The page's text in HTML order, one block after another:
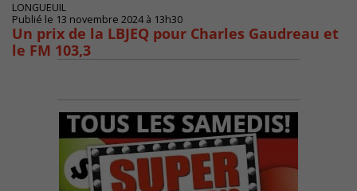
LONGUEUIL
Publié le 13 novembre 2024 à 13h30
Un prix de la LBJEQ pour Charles Gaudreau et
le FM 103,3